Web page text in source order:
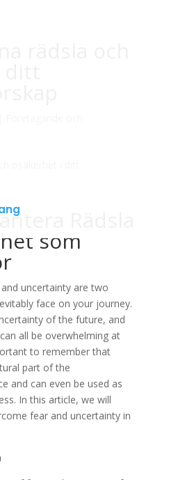
rädsla och
Rädsla
som
uncertainty are two
face on your journey.
of the future, and
all be overwhelming at
to remember that
part of the
and can even be used as
In this article, we will
fear and uncertainty in